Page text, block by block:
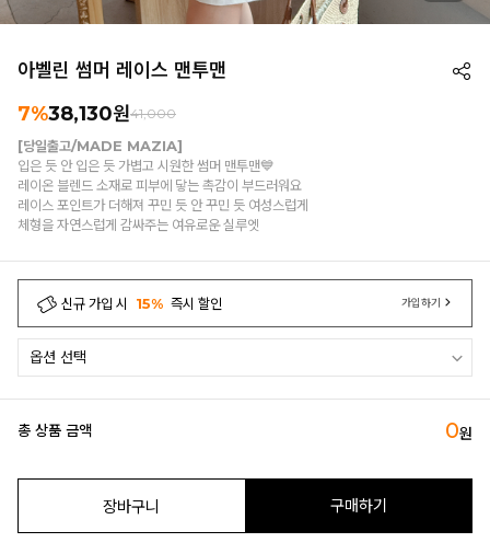
아벨린 썸머 레이스 맨투맨
7%38,130원41,000
[당일출고/MADE MAZIA]
입은 듯 안 입은 듯 가볍고 시원한 썸머 맨투맨💙
레이온 블렌드 소재로 피부에 닿는 촉감이 부드러워요
레이스 포인트가 더해져 꾸민 듯 안 꾸민 듯 여성스럽게
체형을 자연스럽게 감싸주는 여유로운 실루엣
신규 가입 시 15% 즉시 할인 가입하기
총 상품 금액 0원
장바구니 구매하기